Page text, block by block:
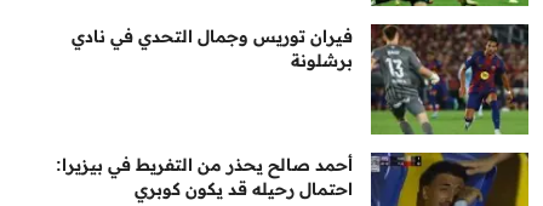
فيران توريس وجمال التحدي في نادي
برشلونة
أحمد صالح يحذر من التفريط في بيزيرا:
احتمال رحيله قد يكون كوبري